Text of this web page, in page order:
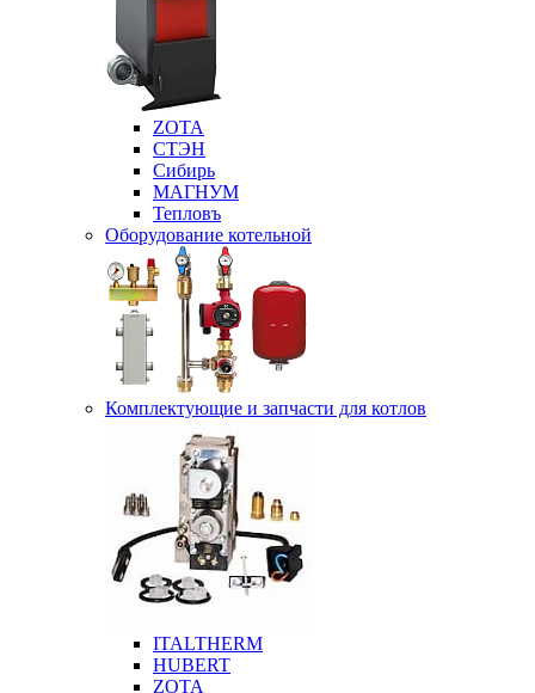
ZOTA
СТЭН
Сибирь
МАГНУМ
Тепловъ
Оборудование котельной
Комплектующие и запчасти для котлов
ITALTHERM
HUBERT
ZOTA